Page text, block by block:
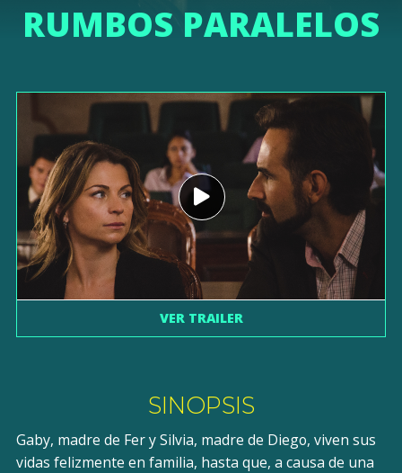
RUMBOS PARALELOS
VER TRAILER
SINOPSIS
Gaby, madre de Fer y Silvia, madre de Diego, viven sus
vidas felizmente en familia, hasta que, a causa de una